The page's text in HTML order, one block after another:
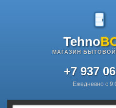
Tehno
МАГАЗИН БЫТОВОЙ
+7 937
Ежедневно с